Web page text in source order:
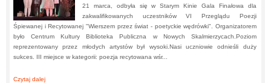
21 marca, odbyła się w Starym Kinie Gala Finałowa dla
zakwalifikowanych uczestników VI Przeglądu Poezji
Śpiewanej i Recytowanej "Wierszem przez świat - poetyckie wędrówki". Organizatorem
było Centrum Kultury Biblioteka Publiczna w Nowych Skalmierzycach.Poziom
reprezentowany przez młodych artystów był wysoki.Nasi uczniowie odnieśli duży
sukces. III miejsce w kategorii: poezja recytowana wśr...
Czytaj dalej